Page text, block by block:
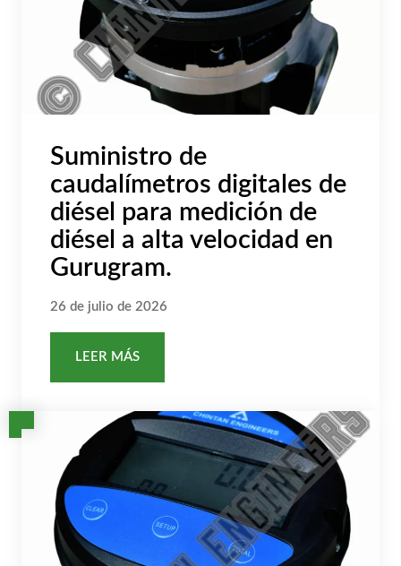
Suministro de
caudalímetros digitales de
diésel para medición de
diésel a alta velocidad en
Gurugram.
26 de julio de 2026
LEER MÁS